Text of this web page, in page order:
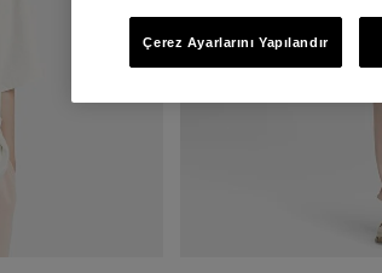
Çerez Ayarlarını Yapılandır